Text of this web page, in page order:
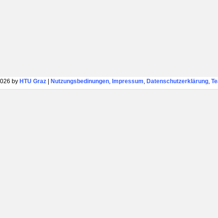
by HTU Graz| Nutzungsbedinungen, Impressum, Datenschutzerklärung,